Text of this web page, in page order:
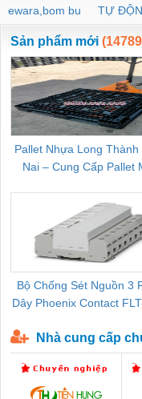
ewara,bom bu
ewara
TỰ
Sản phẩm mới
Pallet Nhựa Long
Nai – Cung Cấp Pallet
Bộ Chống Sét Nguồn 3
Dây Phoenix Contact
Nhà cung cấp